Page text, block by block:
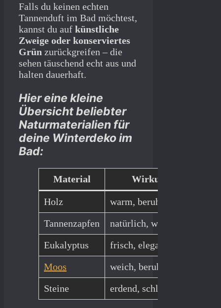
Falls du keinen echten
Tannenduft im Bad möchtest,
kannst du auf künstliche
Zweige oder konserviertes
Grün zurückgreifen – die
sehen täuschend echt aus und
halten dauerhaft.
Hier eine kleine
Übersicht beliebter
Naturmaterialien für
deine Winterdeko im
Bad:
Material Wirkung
Holz warm, beruhigend
Tannenzapfen
natürlich, winterlich
Eukalyptus
frisch, elegant
Moos
weich, beruhigend
Steine
erdend, schlicht